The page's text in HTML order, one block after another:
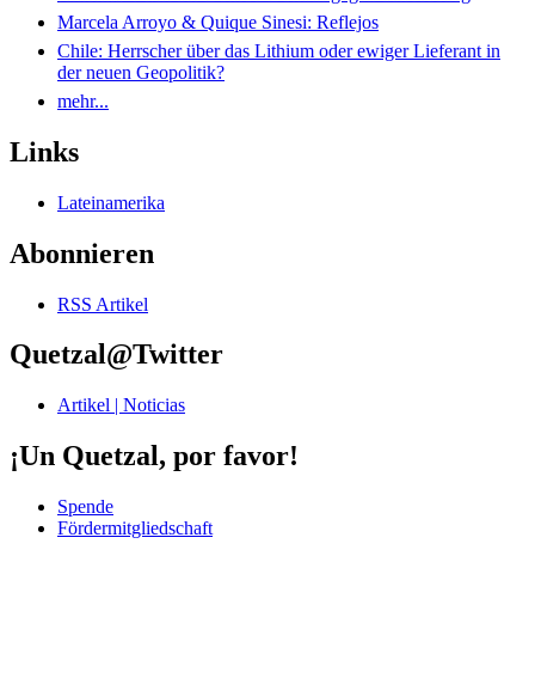
Marcela Arroyo & Quique Sinesi: Reflejos
Chile: Herrscher über das Lithium oder ewiger Lieferant in
der neuen Geopolitik?
mehr...
Links
Lateinamerika
Abonnieren
RSS Artikel
Quetzal@Twitter
Artikel | Noticias
¡Un Quetzal, por favor!
Spende
Fördermitgliedschaft